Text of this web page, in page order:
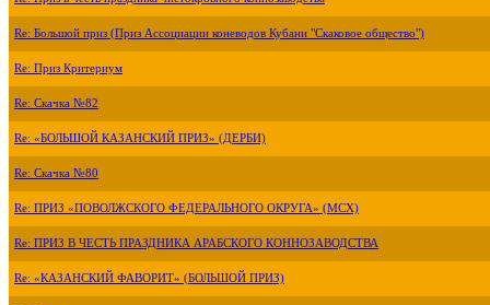
Re: Большой приз (Приз Ассоциации коневодов Кубани "Скаковое общество")
Re: Приз Критериум
Re: Скачка №82
Re: «БОЛЬШОЙ КАЗАНСКИЙ ПРИЗ» (ДЕРБИ)
Re: Скачка №80
Re: ПРИЗ «ПОВОЛЖСКОГО ФЕДЕРАЛЬНОГО ОКРУГА» (МСХ)
Re: ПРИЗ В ЧЕСТЬ ПРАЗДНИКА АРАБСКОГО КОННОЗАВОДСТВА
Re: «КАЗАНСКИЙ ФАВОРИТ» (БОЛЬШОЙ ПРИЗ)